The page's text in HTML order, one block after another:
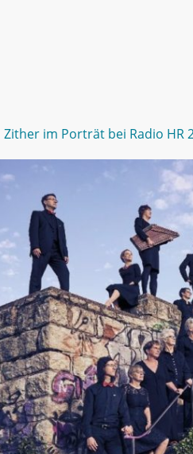
Zither im Porträt bei Radio HR